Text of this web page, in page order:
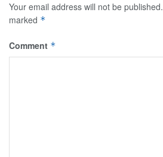
Your email address will not be published.
marked *
Comment *